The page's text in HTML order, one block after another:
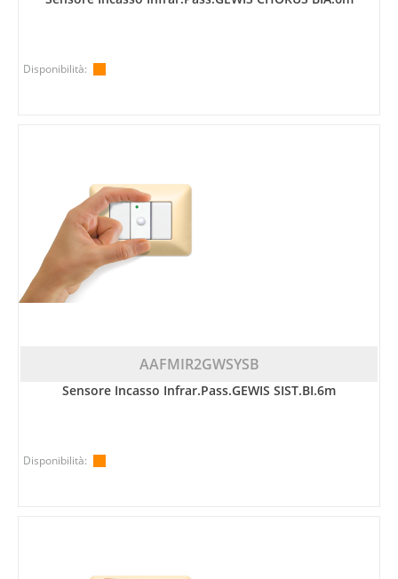
Disponibilità:
AAFMIR2GWSYSB
Sensore Incasso Infrar.pass.GEWIS SIST.BI.6m
Disponibilità: